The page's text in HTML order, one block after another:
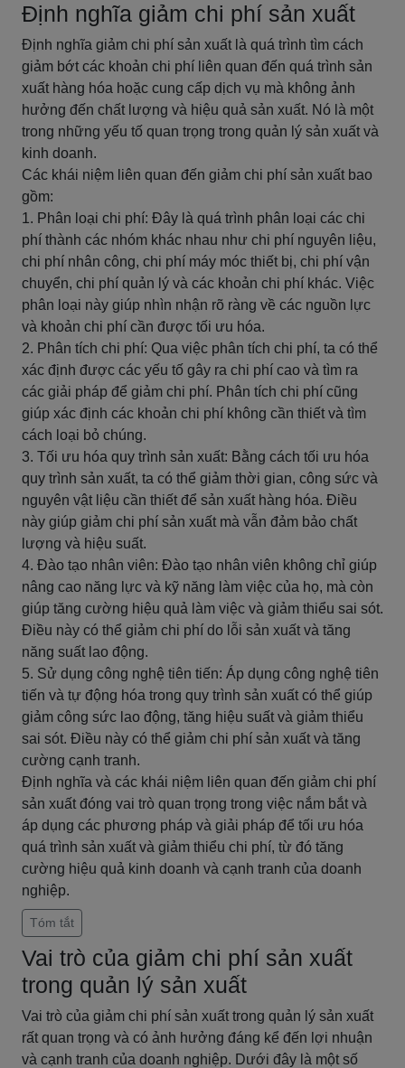
Định nghĩa giảm chi phí sản xuất
Định nghĩa giảm chi phí sản xuất là quá trình tìm cách
giảm bớt các khoản chi phí liên quan đến quá trình sản
xuất hàng hóa hoặc cung cấp dịch vụ mà không ảnh
hưởng đến chất lượng và hiệu quả sản xuất. Nó là một
trong những yếu tố quan trọng trong quản lý sản xuất và
kinh doanh.
Các khái niệm liên quan đến giảm chi phí sản xuất bao
gồm:
1. Phân loại chi phí: Đây là quá trình phân loại các chi
phí thành các nhóm khác nhau như chi phí nguyên liệu,
chi phí nhân công, chi phí máy móc thiết bị, chi phí vận
chuyển, chi phí quản lý và các khoản chi phí khác. Việc
phân loại này giúp nhìn nhận rõ ràng về các nguồn lực
và khoản chi phí cần được tối ưu hóa.
2. Phân tích chi phí: Qua việc phân tích chi phí, ta có thể
xác định được các yếu tố gây ra chi phí cao và tìm ra
các giải pháp để giảm chi phí. Phân tích chi phí cũng
giúp xác định các khoản chi phí không cần thiết và tìm
cách loại bỏ chúng.
3. Tối ưu hóa quy trình sản xuất: Bằng cách tối ưu hóa
quy trình sản xuất, ta có thể giảm thời gian, công sức và
nguyên vật liệu cần thiết để sản xuất hàng hóa. Điều
này giúp giảm chi phí sản xuất mà vẫn đảm bảo chất
lượng và hiệu suất.
4. Đào tạo nhân viên: Đào tạo nhân viên không chỉ giúp
nâng cao năng lực và kỹ năng làm việc của họ, mà còn
giúp tăng cường hiệu quả làm việc và giảm thiểu sai sót.
Điều này có thể giảm chi phí do lỗi sản xuất và tăng
năng suất lao động.
5. Sử dụng công nghệ tiên tiến: Áp dụng công nghệ tiên
tiến và tự động hóa trong quy trình sản xuất có thể giúp
giảm công sức lao động, tăng hiệu suất và giảm thiểu
sai sót. Điều này có thể giảm chi phí sản xuất và tăng
cường cạnh tranh.
Định nghĩa và các khái niệm liên quan đến giảm chi phí
sản xuất đóng vai trò quan trọng trong việc nắm bắt và
áp dụng các phương pháp và giải pháp để tối ưu hóa
quá trình sản xuất và giảm thiểu chi phí, từ đó tăng
cường hiệu quả kinh doanh và cạnh tranh của doanh
nghiệp.
Tóm tắt
Vai trò của giảm chi phí sản xuất
trong quản lý sản xuất
Vai trò của giảm chi phí sản xuất trong quản lý sản xuất
rất quan trọng và có ảnh hưởng đáng kể đến lợi nhuận
và cạnh tranh của doanh nghiệp. Dưới đây là một số